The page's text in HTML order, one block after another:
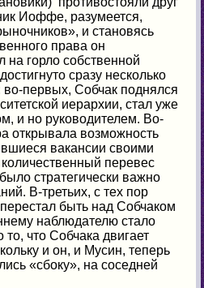
Иоффе, разумеется,
и становясь
права он
на горло собственной
сразу несколько
во-первых, Собчак поднялся
иерархии, стал уже
и но руководителем. Во-
открывала возможность
вакансии своими
перевес
стратегически важно
В-третьих, с тех пор
быть над Собчаком
наблюдателю стало
что Собчака двигает
и он, и Мусин, теперь
«сбоку», на соседней